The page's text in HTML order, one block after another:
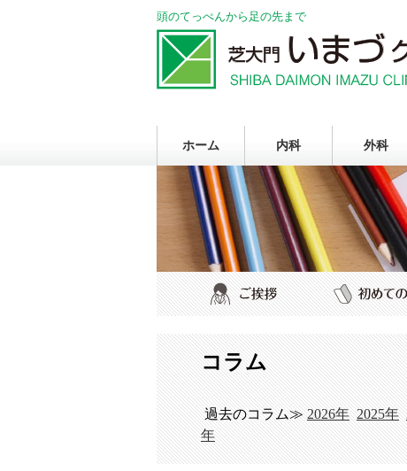
頭のてっぺんから足の先まで
ホーム 内科 外科
コラム
過去のコラム≫2026年 2025年
年